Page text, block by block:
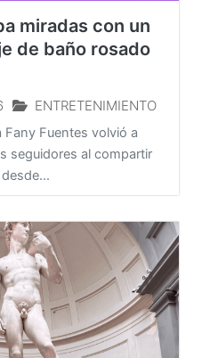
miradas con un
de baño rosado
ENTRETENIMIENTO
Fuentes volvió a
seguidores al compartir